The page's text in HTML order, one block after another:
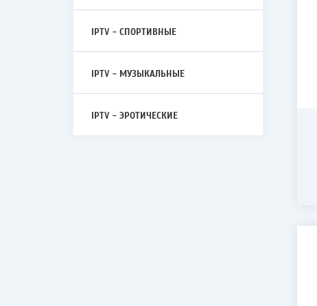
IPTV - СПОРТИВНЫЕ
IPTV - МУЗЫКАЛЬНЫЕ
IPTV - ЭРОТИЧЕСКИЕ